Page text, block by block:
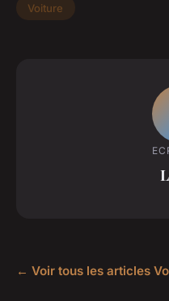
Voiture
← Voir tous les articles